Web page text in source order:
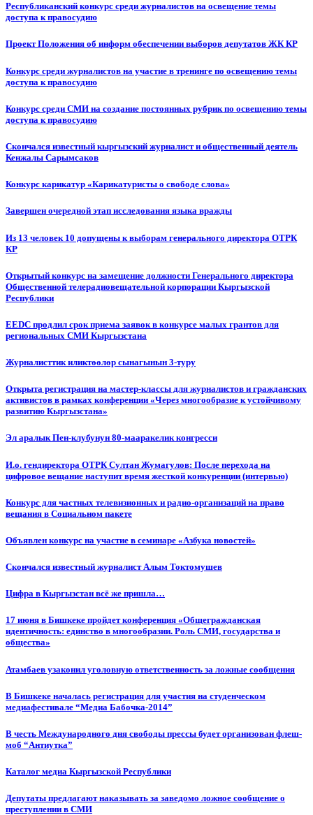
Республиканский конкурс среди журналистов на освещение темы
доступа к правосудию
Проект Положения об информ обеспечении выборов депутатов ЖК КР
Конкурс среди журналистов на участие в тренинге по освещению темы
доступа к правосудию
Конкурс среди СМИ на создание постоянных рубрик по освещению темы
доступа к правосудию
Скончался известный кыргызский журналист и общественный деятель
Кенжалы Сарымсаков
Конкурс карикатур «Карикатуристы о свободе слова»
Завершен очередной этап исследования языка вражды
Из 13 человек 10 допущены к выборам генерального директора ОТРК
КР
Открытый конкурс на замещение должности Генерального директора
Общественной телерадиовещательной корпорации Кыргызской
Республики
EEDC продлил срок приема заявок в конкурсе малых грантов для
региональных СМИ Кыргызстана
Журналисттик иликтөөлөр сынагынын 3-туру
Открыта регистрация на мастер-классы для журналистов и гражданских
активистов в рамках конференции «Через многообразие к устойчивому
развитию Кыргызстана»
Эл аралык Пен-клубунун 80-мааракелик конгресси
И.о. гендиректора ОТРК Султан Жумагулов: После перехода на
цифровое вещание наступит время жесткой конкуренции (интервью)
Конкурс для частных телевизионных и радио-организаций на право
вещания в Социальном пакете
Объявлен конкурс на участие в семинаре «Азбука новостей»
Cкончался известный журналист Алым Токтомушев
Цифра в Кыргызстан всё же пришла…
17 июня в Бишкеке пройдет конференция «Общегражданская
идентичность: единство в многообразии. Роль СМИ, государства и
общества»
Атамбаев узаконил уголовную ответственность за ложные сообщения
В Бишкеке началась регистрация для участия на студенческом
медиафестивале “Медиа Бабочка-2014”
В честь Международного дня свободы прессы будет организован флеш-
моб “Антиутка”
Каталог медиа Кыргызской Республики
Депутаты предлагают наказывать за заведомо ложное сообщение о
преступлении в СМИ